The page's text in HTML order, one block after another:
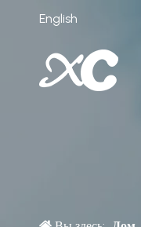
English